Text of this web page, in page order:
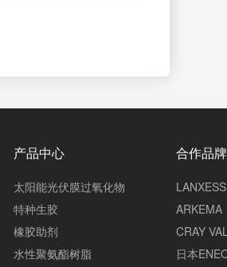
产品中心
太阳能光伏膜过氧化物
特种生胶
橡胶助剂
水性聚氨酯树脂
合作品牌
LANXESS
ARKEMA
CRAY
日本